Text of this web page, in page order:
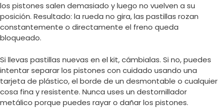
los pistones salen demasiado y luego no vuelven a su
posición. Resultado: la rueda no gira, las pastillas rozan
constantemente o directamente el freno queda
bloqueado.
Si llevas pastillas nuevas en el kit, cámbialas. Si no, puedes
intentar separar los pistones con cuidado usando una
tarjeta de plástico, el borde de un desmontable o cualquier
cosa fina y resistente. Nunca uses un destornillador
metálico porque puedes rayar o dañar los pistones.